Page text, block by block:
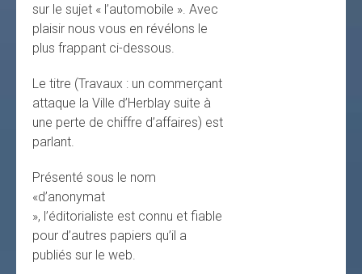
sur le sujet « l’automobile ». Avec
plaisir nous vous en révélons le
plus frappant ci-dessous.
Le titre (Travaux : un commerçant
attaque la Ville d’Herblay suite à
une perte de chiffre d’affaires) est
parlant.
Présenté sous le nom
«d’anonymat
», l’éditorialiste est connu et fiable
pour d’autres papiers qu’il a
publiés sur le web.